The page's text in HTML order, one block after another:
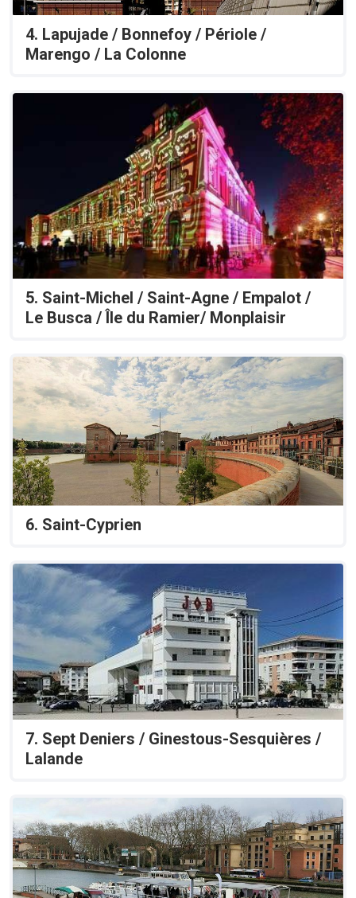
4. Lapujade / Bonnefoy / Périole /
Marengo / La Colonne
5. Saint-Michel / Saint-Agne / Empalot /
Le Busca / Île du Ramier/ Monplaisir
6. Saint-Cyprien
7. Sept Deniers / Ginestous-Sesquières /
Lalande